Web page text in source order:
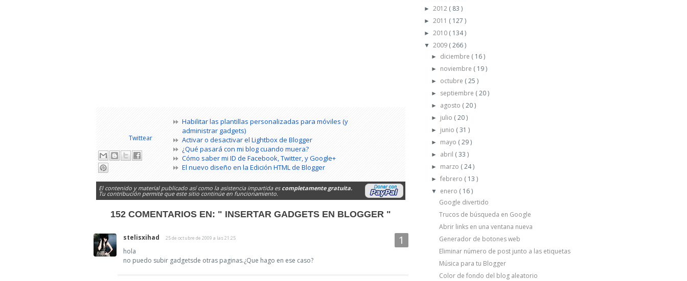
Habilitar las plantillas personalizadas para móviles (y
administrar gadgets)
Activar o desactivar el Lightbox de Blogger
¿Qué pasará con mi blog cuando muera?
Cómo saber mi ID de Facebook, Twitter, y Google+
El nuevo diseño en la Edición HTML de Blogger
Twittear
El contenido y material publicado así como la asistencia impartida es completamente gratuita.
Tu contribución permite que este sitio continúe en funcionamiento.
152 COMENTARIOS EN: " INSERTAR GADGETS EN BLOGGER "
stelisxihad 25 de octubre de 2009 a las 21:25
hola
no puedo subir gadgetsde otras paginas.¿Que hago en ese caso?
► 2012 ( 83 )
► 2011 ( 127 )
► 2010 ( 134 )
▼ 2009 ( 266 )
► diciembre ( 16 )
► noviembre ( 19 )
► octubre ( 25 )
► septiembre ( 20 )
► agosto ( 20 )
► julio ( 20 )
► junio ( 31 )
► mayo ( 29 )
► abril ( 33 )
► marzo ( 24 )
►febrero ( 13 )
▼ enero ( 16 )
Google divertido
Trucos de búsqueda en Google
Abrir links en una ventana nueva
Generador de botones web
Eliminar número de post junto a las etiquetas
Música para tu Blogger
Color de fondo del blog aleatorio